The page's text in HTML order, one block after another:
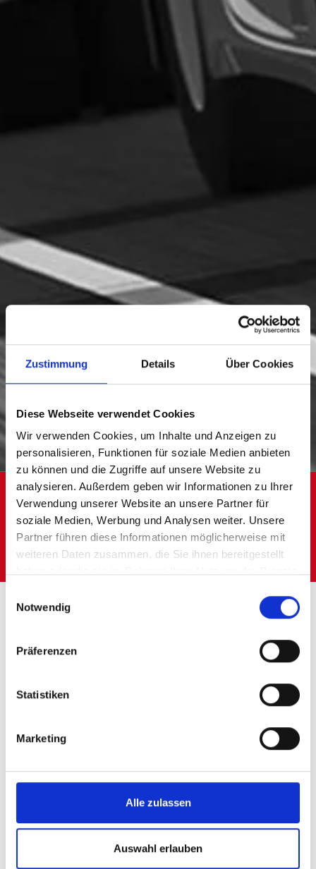
Zustimmung Details Über Cookies
Diese Webseite verwendet Cookies
Wir verwenden Cookies, um Inhalte und Anzeigen zu
personalisieren, Funktionen für soziale Medien anbieten
zu können und die Zugriffe auf unsere Website zu
analysieren. Außerdem geben wir Informationen zu Ihrer
Verwendung unserer Website an unsere Partner für
soziale Medien, Werbung und Analysen weiter. Unsere
Partner führen diese Informationen möglicherweise mit
weiteren Daten zusammen, die Sie ihnen bereitgestellt
Notwendig
Präferenzen
Statistiken
Marketing
Alle zulassen
Auswahl erlauben
LogCoop Transportlösungen
Mit unseren Logistik-Experten finden Sie
den richtigen Weg.
Transportlösungen
DER LOGCOOP
Profitieren Sie von
unserem
Branchenwissen -